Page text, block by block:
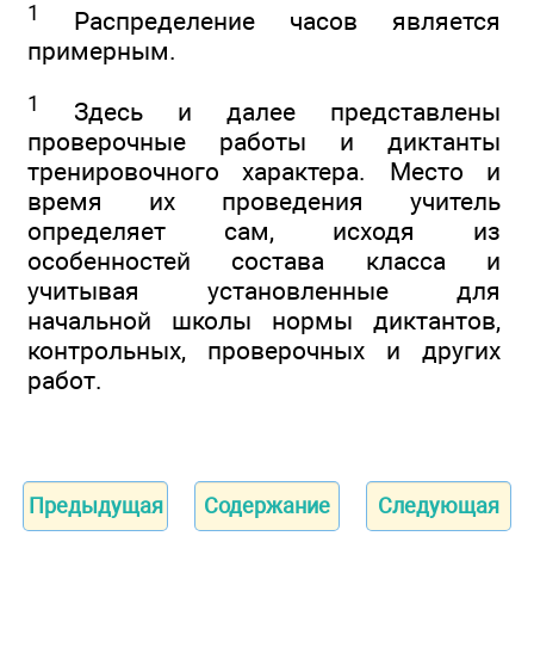
1
Распределение часов является
примерным.
1
Здесь и далее представлены
проверочные работы и диктанты
тренировочного характера. Место и
время их проведения учитель
определяет сам, исходя из
особенностей состава класса и
учитывая установленные для
начальной школы нормы диктантов,
контрольных, проверочных и других
работ.
Предыдущая Содержание Следующая